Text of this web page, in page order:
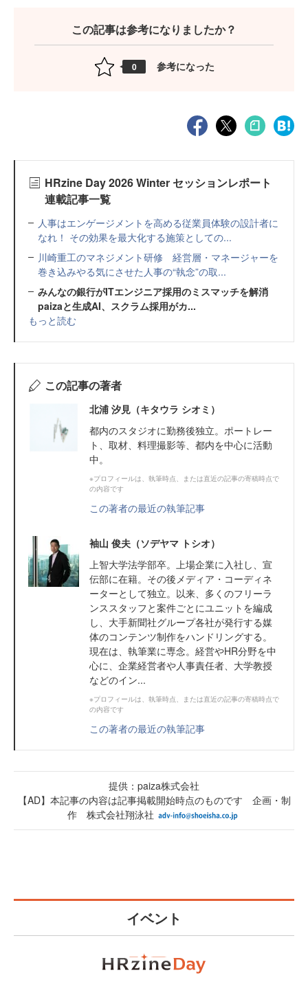
この記事は参考になりましたか？
0 参考になった
HRzine Day 2026 Winter セッションレポート
連載記事一覧
人事はエンゲージメントを高める従業員体験の設計者に
なれ！ その効果を最大化する施策としての...
川崎重工のマネジメント研修 経営層・マネージャーを
巻き込みやる気にさせた人事の“執念”の取...
みんなの銀行がITエンジニア採用のミスマッチを解消
paizaと生成AI、スクラム採用がカ...
もっと読む
この記事の著者
北浦 汐見（キタウラ シオミ）
都内のスタジオに勤務後独立。ポートレー
ト、取材、料理撮影等、都内を中心に活動
中。
※プロフィールは、執筆時点、または直近の記事の寄稿時点で
の内容です
この著者の最近の執筆記事
袖山 俊夫（ソデヤマ トシオ）
上智大学法学部卒。上場企業に入社し、宣
伝部に在籍。その後メディア・コーディネ
ーターとして独立。以来、多くのフリーラ
ンススタッフと案件ごとにユニットを編成
し、大手新聞社グループ各社が発行する媒
体のコンテンツ制作をハンドリングする。
現在は、執筆業に専念。経営やHR分野を中
心に、企業経営者や人事責任者、大学教授
などのイン...
※プロフィールは、執筆時点、または直近の記事の寄稿時点で
の内容です
この著者の最近の執筆記事
提供：paiza株式会社
【AD】本記事の内容は記事掲載開始時点のものです 企画・制
作 株式会社翔泳社
イベント